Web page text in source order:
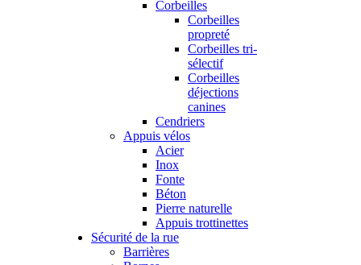
Corbeilles
Corbeilles
propreté
Corbeilles tri-
sélectif
Corbeilles
déjections
canines
Cendriers
Appuis vélos
Acier
Inox
Fonte
Béton
Pierre naturelle
Appuis trottinettes
Sécurité de la rue
Barrières